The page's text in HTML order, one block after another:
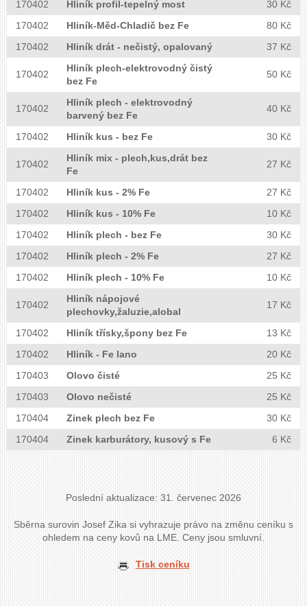
JOSEF ZIKA
SBĚRNA SUROVIN
Vykupujeme železo, měď,
hliník, bronz, zinek, mosaz,
olovo, nerez,plast a také starý
papír.
Otevřeno máme 6 dní v týdnu.
Vše dle norem řádně roztřídíme a
připravíme na recyklaci.
170402
Hliník profil-tepelný most
30 Kč
170402
Hliník-Měd-Chladič bez Fe
80 Kč
170402
Hliník drát - nečistý, opalovaný 37 Kč
170402
Hliník plech-elektrovodný čistý
bez Fe
50 Kč
170402
Hliník plech - elektrovodný
barvený bez Fe
40 Kč
170402 Hliník kus - bez Fe 30 Kč
170402
Hliník mix - plech,kus,drát bez
Fe
27 Kč
170402 Hliník kus - 2% Fe
27 Kč
170402
Hliník kus - 10% Fe
10 Kč
170402
Hliník plech - bez Fe
30 Kč
170402
Hliník plech - 2% Fe
27 Kč
170402
Hliník plech - 10% Fe 10 Kč
170402
Hliník nápojové
plechovky,žaluzie,alobal
17 Kč
170402 Hliník třísky,špony bez Fe
13 Kč
170402
Hliník - Fe lano
20 Kč
170403
Olovo čisté
25 Kč
170403
Olovo nečisté
25 Kč
170404
Zinek plech bez Fe
30 Kč
170404
Zinek karburátory, kusový s Fe 6 Kč
Poslední aktualizace: 31. červenec 2026
Sběrna surovin Josef Zika si vyhrazuje právo na změnu ceníku s
ohledem na ceny kovů na LME. Ceny jsou smluvní.
Tisk ceníku